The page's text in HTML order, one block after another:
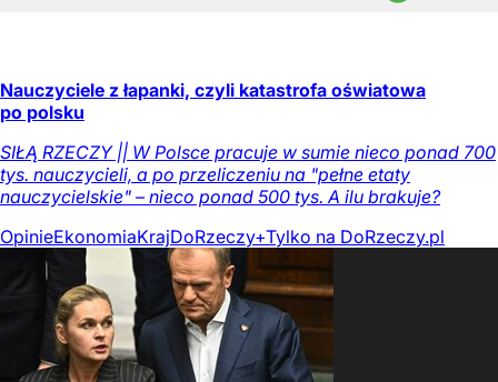
Nauczyciele z łapanki, czyli katastrofa oświatowa
po polsku
SIŁĄ RZECZY || W Polsce pracuje w sumie nieco ponad 700
tys. nauczycieli, a po przeliczeniu na "pełne etaty
nauczycielskie" – nieco ponad 500 tys. A ilu brakuje?
OpinieEkonomiaKrajDoRzeczy+Tylko na DoRzeczy.pl